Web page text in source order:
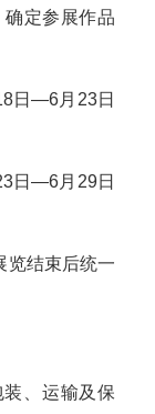
定参展作品
日—6月23日
日—6月29日
览结束后统一
、运输及保